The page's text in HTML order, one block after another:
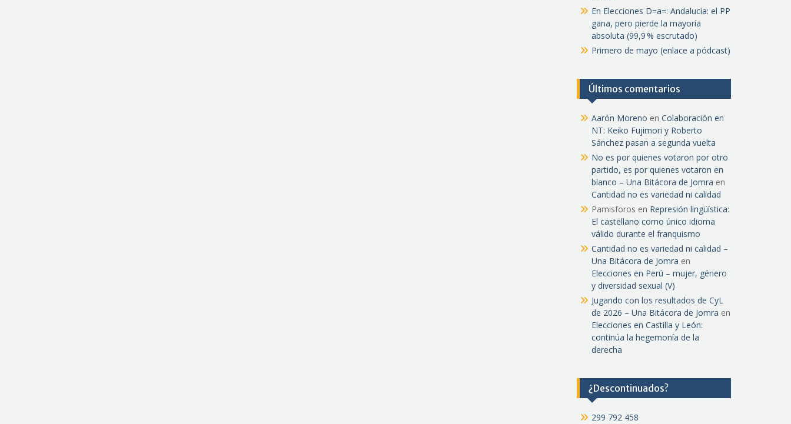
En Elecciones D=a=: Andalucía: el PP
gana, pero pierde la mayoría
absoluta (99,9 % escrutado)
Primero de mayo (enlace a pódcast)
Últimos comentarios
Aarón Moreno en Colaboración en
NT: Keiko Fujimori y Roberto
Sánchez pasan a segunda vuelta
No es por quienes votaron por otro
partido, es por quienes votaron en
blanco – Una Bitácora de Jomra en
Cantidad no es variedad ni calidad
Pamisforos en Represión lingüística:
El castellano como único idioma
válido durante el franquismo
Cantidad no es variedad ni calidad –
Una Bitácora de Jomra en
Elecciones en Perú – mujer, género
y diversidad sexual (V)
Jugando con los resultados de CyL
de 2026 – Una Bitácora de Jomra en
Elecciones en Castilla y León:
continúa la hegemonía de la
derecha
¿Descontinuados?
299 792 458